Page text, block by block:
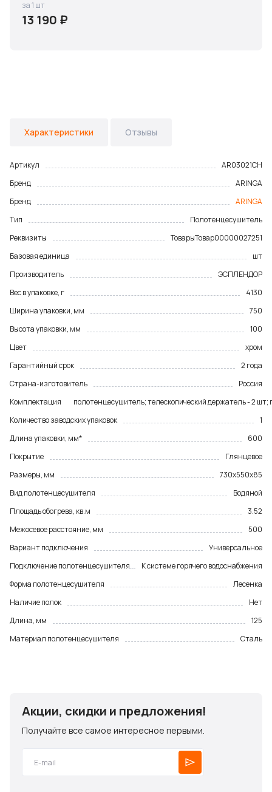
13 190 ₽
за 1 шт
Характеристики Отзывы
Артикул
AR03021CH
Бренд
ARINGA
Бренд
ARINGA
Тип
Полотенцесушитель
Реквизиты
ТоварыТовар00000027251
Базовая единица
шт
Производитель
ЭСПЛЕНДОР
Вес в упаковке, г
4130
Ширина упаковки, мм
750
Высота упаковки, мм
100
Цвет
хром
Гарантийный срок
2 года
Страна-изготовитель
Россия
Комплектация
полотенцесушитель; телескопический держатель - 2 шт;
Количество заводских упаковок
1
Длина упаковки, мм*
600
Покрытие
Глянцевое
Размеры, мм
730х550х85
Вид полотенцесушителя
Водяной
Площадь обогрева, кв.м
3.52
Межосевое расстояние, мм
500
Вариант подключения
Универсальное
Подключение полотенцесушителя
К системе горячего водоснабжения
Форма полотенцесушителя
Лесенка
Наличие полок
Нет
Длина, мм
125
Материал полотенцесушителя
Сталь
Акции, скидки и предложения!
Получайте все самое интересное первыми.